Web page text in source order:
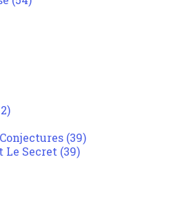
(39)
Le Secret (39)